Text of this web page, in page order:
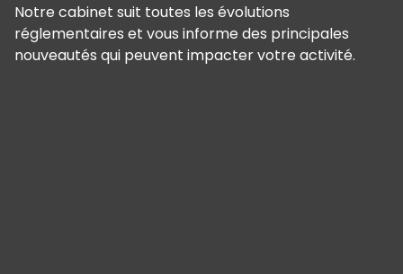
Notre cabinet suit toutes les évolutions
réglementaires et vous informe des principales
nouveautés qui peuvent impacter votre activité.